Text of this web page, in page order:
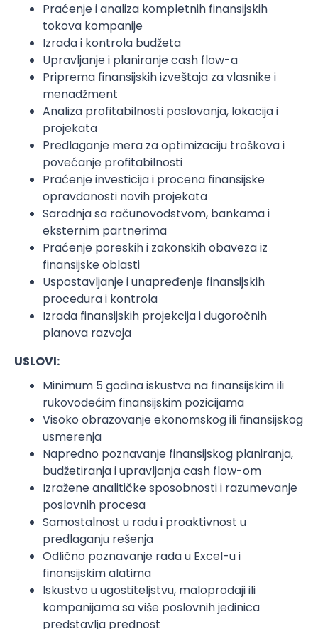
Praćenje i analiza kompletnih finansijskih
tokova kompanije
Izrada i kontrola budžeta
Upravljanje i planiranje cash flow-a
Priprema finansijskih izveštaja za vlasnike i
menadžment
Analiza profitabilnosti poslovanja, lokacija i
projekata
Predlaganje mera za optimizaciju troškova i
povećanje profitabilnosti
Praćenje investicija i procena finansijske
opravdanosti novih projekata
Saradnja sa računovodstvom, bankama i
eksternim partnerima
Praćenje poreskih i zakonskih obaveza iz
finansijske oblasti
Uspostavljanje i unapređenje finansijskih
procedura i kontrola
Izrada finansijskih projekcija i dugoročnih
planova razvoja
USLOVI:
Minimum 5 godina iskustva na finansijskim ili
rukovodećim finansijskim pozicijama
Visoko obrazovanje ekonomskog ili finansijskog
usmerenja
Napredno poznavanje finansijskog planiranja,
budžetiranja i upravljanja cash flow-om
Izražene analitičke sposobnosti i razumevanje
poslovnih procesa
Samostalnost u radu i proaktivnost u
predlaganju rešenja
Odlično poznavanje rada u Excel-u i
finansijskim alatima
Iskustvo u ugostiteljstvu, maloprodaji ili
kompanijama sa više poslovnih jedinica
predstavlja prednost